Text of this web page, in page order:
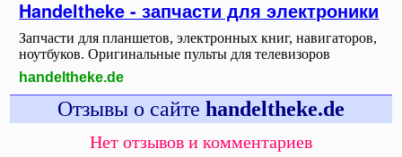
Handeltheke - запчасти для электроники
Запчасти для планшетов, электронных книг, навигаторов,
ноутбуков. Оригинальные пульты для телевизоров
handeltheke.de
Отзывы о сайте handeltheke.de
Нет отзывов и комментариев